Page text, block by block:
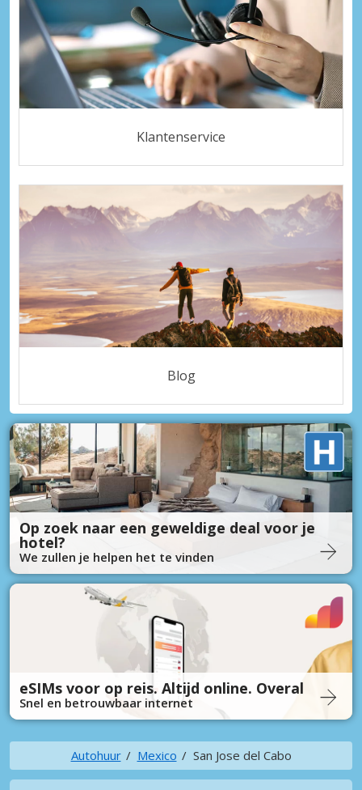
Klantenservice
Blog
Op zoek naar een geweldige deal voor je
hotel?
We zullen je helpen het te vinden
eSIMs voor op reis. Altijd online. Overal
Snel en betrouwbaar internet
Autohuur Mexico San Jose del Cabo